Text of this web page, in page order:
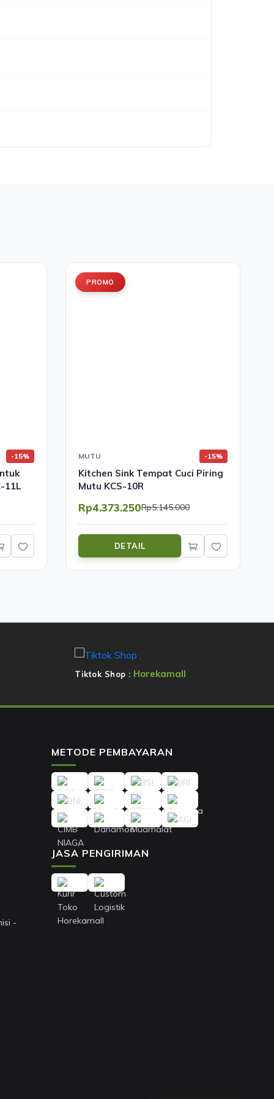
-15%
11L
PROMO
MUTU -15%
Kitchen Sink Tempat Cuci Piring
Mutu KCS-10R
Rp4.373.250Rp5.145.000
DETAIL
Tiktok Shop : Horekamall
-
METODE PEMBAYARAN
JASA PENGIRIMAN